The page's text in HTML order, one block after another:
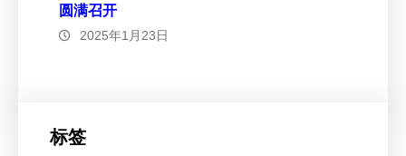
圆满召开
2025年1月23日
标签